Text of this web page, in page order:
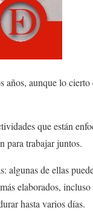
años, aunque lo cierto
que están
para trabajar juntos.
algunas de ellas
elaborados, incluso
hasta varios días.